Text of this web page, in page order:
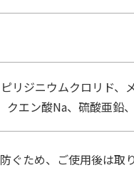
リジニウムクロリド
クエン酸Na、硫酸亜鉛
ぐため、ご使用後は取